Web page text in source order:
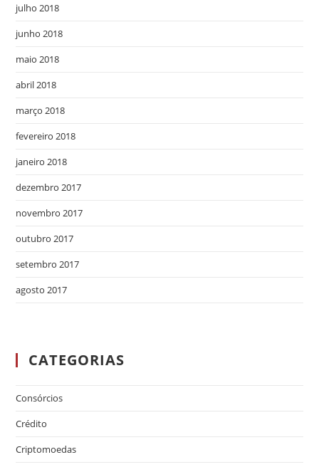
julho 2018
junho 2018
maio 2018
abril 2018
março 2018
fevereiro 2018
janeiro 2018
dezembro 2017
novembro 2017
outubro 2017
setembro 2017
agosto 2017
CATEGORIAS
Consórcios
Crédito
Criptomoedas